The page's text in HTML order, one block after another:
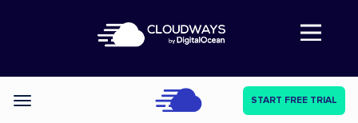
Abre a navegação
Categories START FREE TRIAL